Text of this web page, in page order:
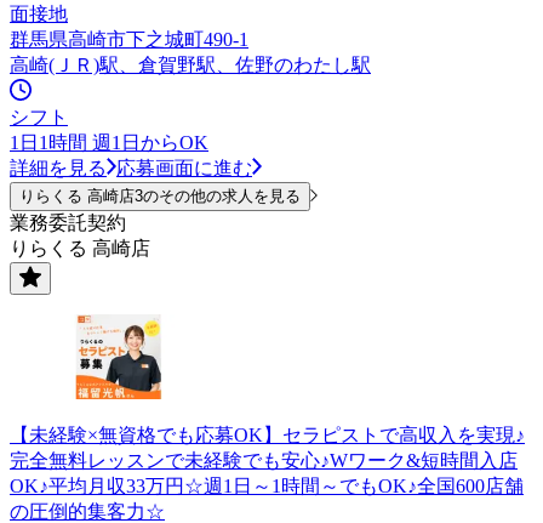
面接地
群馬県高崎市下之城町490-1
高崎(ＪＲ)駅、倉賀野駅、佐野のわたし駅
シフト
1日1時間 週1日からOK
詳細を見る
応募画面に進む
りらくる 高崎店3のその他の求人を見る
業務委託契約
りらくる 高崎店
【未経験×無資格でも応募OK】セラピストで高収入を実現♪
完全無料レッスンで未経験でも安心♪Wワーク&短時間入店
OK♪平均月収33万円☆週1日～1時間～でもOK♪全国600店舗
の圧倒的集客力☆